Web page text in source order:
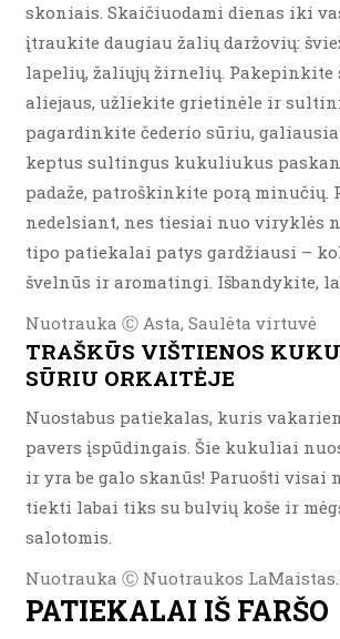
skoniais. Skaičiuodami dienas iki
įtraukite daugiau žalių daržovių:
lapelių, žaliųjų žirnelių. Pakepinkite
aliejaus, užliekite grietinėle ir
pagardinkite čederio sūriu,
keptus sultingus kukuliukus
padaže, patroškinkite porą minučių.
nedelsiant, nes tiesiai nuo viryklės
tipo patiekalai patys gardžiausi –
švelnūs ir aromatingi. Išbandykite,
Nuotrauka Ⓒ Asta, Saulėta virtuvė
TRAŠKŪS VIŠTIENOS
SŪRIU ORKAITĖJE
Nuostabus patiekalas, kuris
pavers įspūdingais. Šie kukuliai
ir yra be galo skanūs! Paruošti visai
tiekti labai tiks su bulvių koše ir
salotomis.
Nuotrauka Ⓒ Nuotraukos
PATIEKALAI IŠ FARŠO